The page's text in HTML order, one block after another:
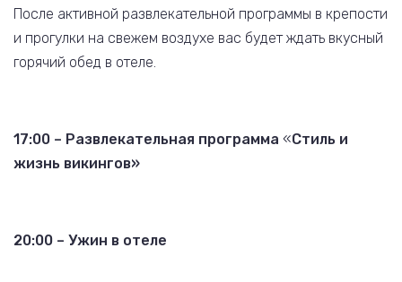
После активной развлекательной программы в крепости
и прогулки на свежем воздухе вас будет ждать вкусный
горячий обед в отеле.
17:00 – Развлекательная программа «Стиль и
жизнь викингов»
20:00 – Ужин в отеле